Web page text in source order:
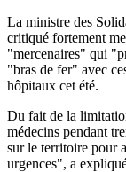
La ministre des
critiqué fortement
"mercenaires" qui
"bras de fer" avec
hôpitaux cet été.
Du fait de la
médecins pendant
sur le territoire pour
urgences", a